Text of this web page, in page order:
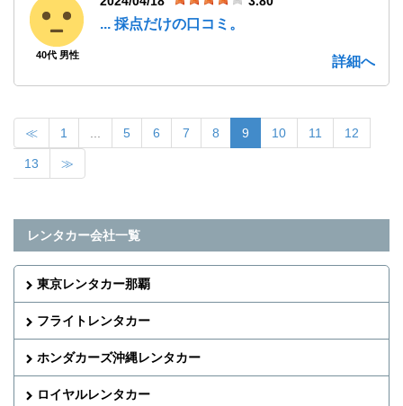
40代 男性
... 採点だけの口コミ。
詳細へ
≪ 1 5 6 7 8 9 10 11 12
13 ≫
レンタカー会社一覧
東京レンタカー那覇
フライトレンタカー
ホンダカーズ沖縄レンタカー
ロイヤルレンタカー